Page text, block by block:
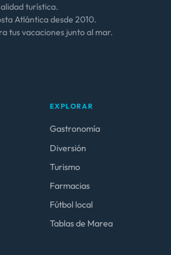
turística.
Atlántica desde 2010.
tus vacaciones junto al mar.
EXPLORAR
Gastronomía
Diversión
Turismo
Farmacias
Fútbol local
Tablas de Marea